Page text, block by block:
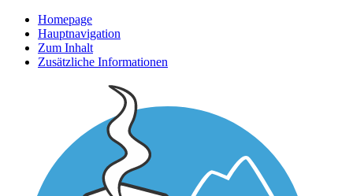
Homepage
Hauptnavigation
Zum Inhalt
Zusätzliche Informationen